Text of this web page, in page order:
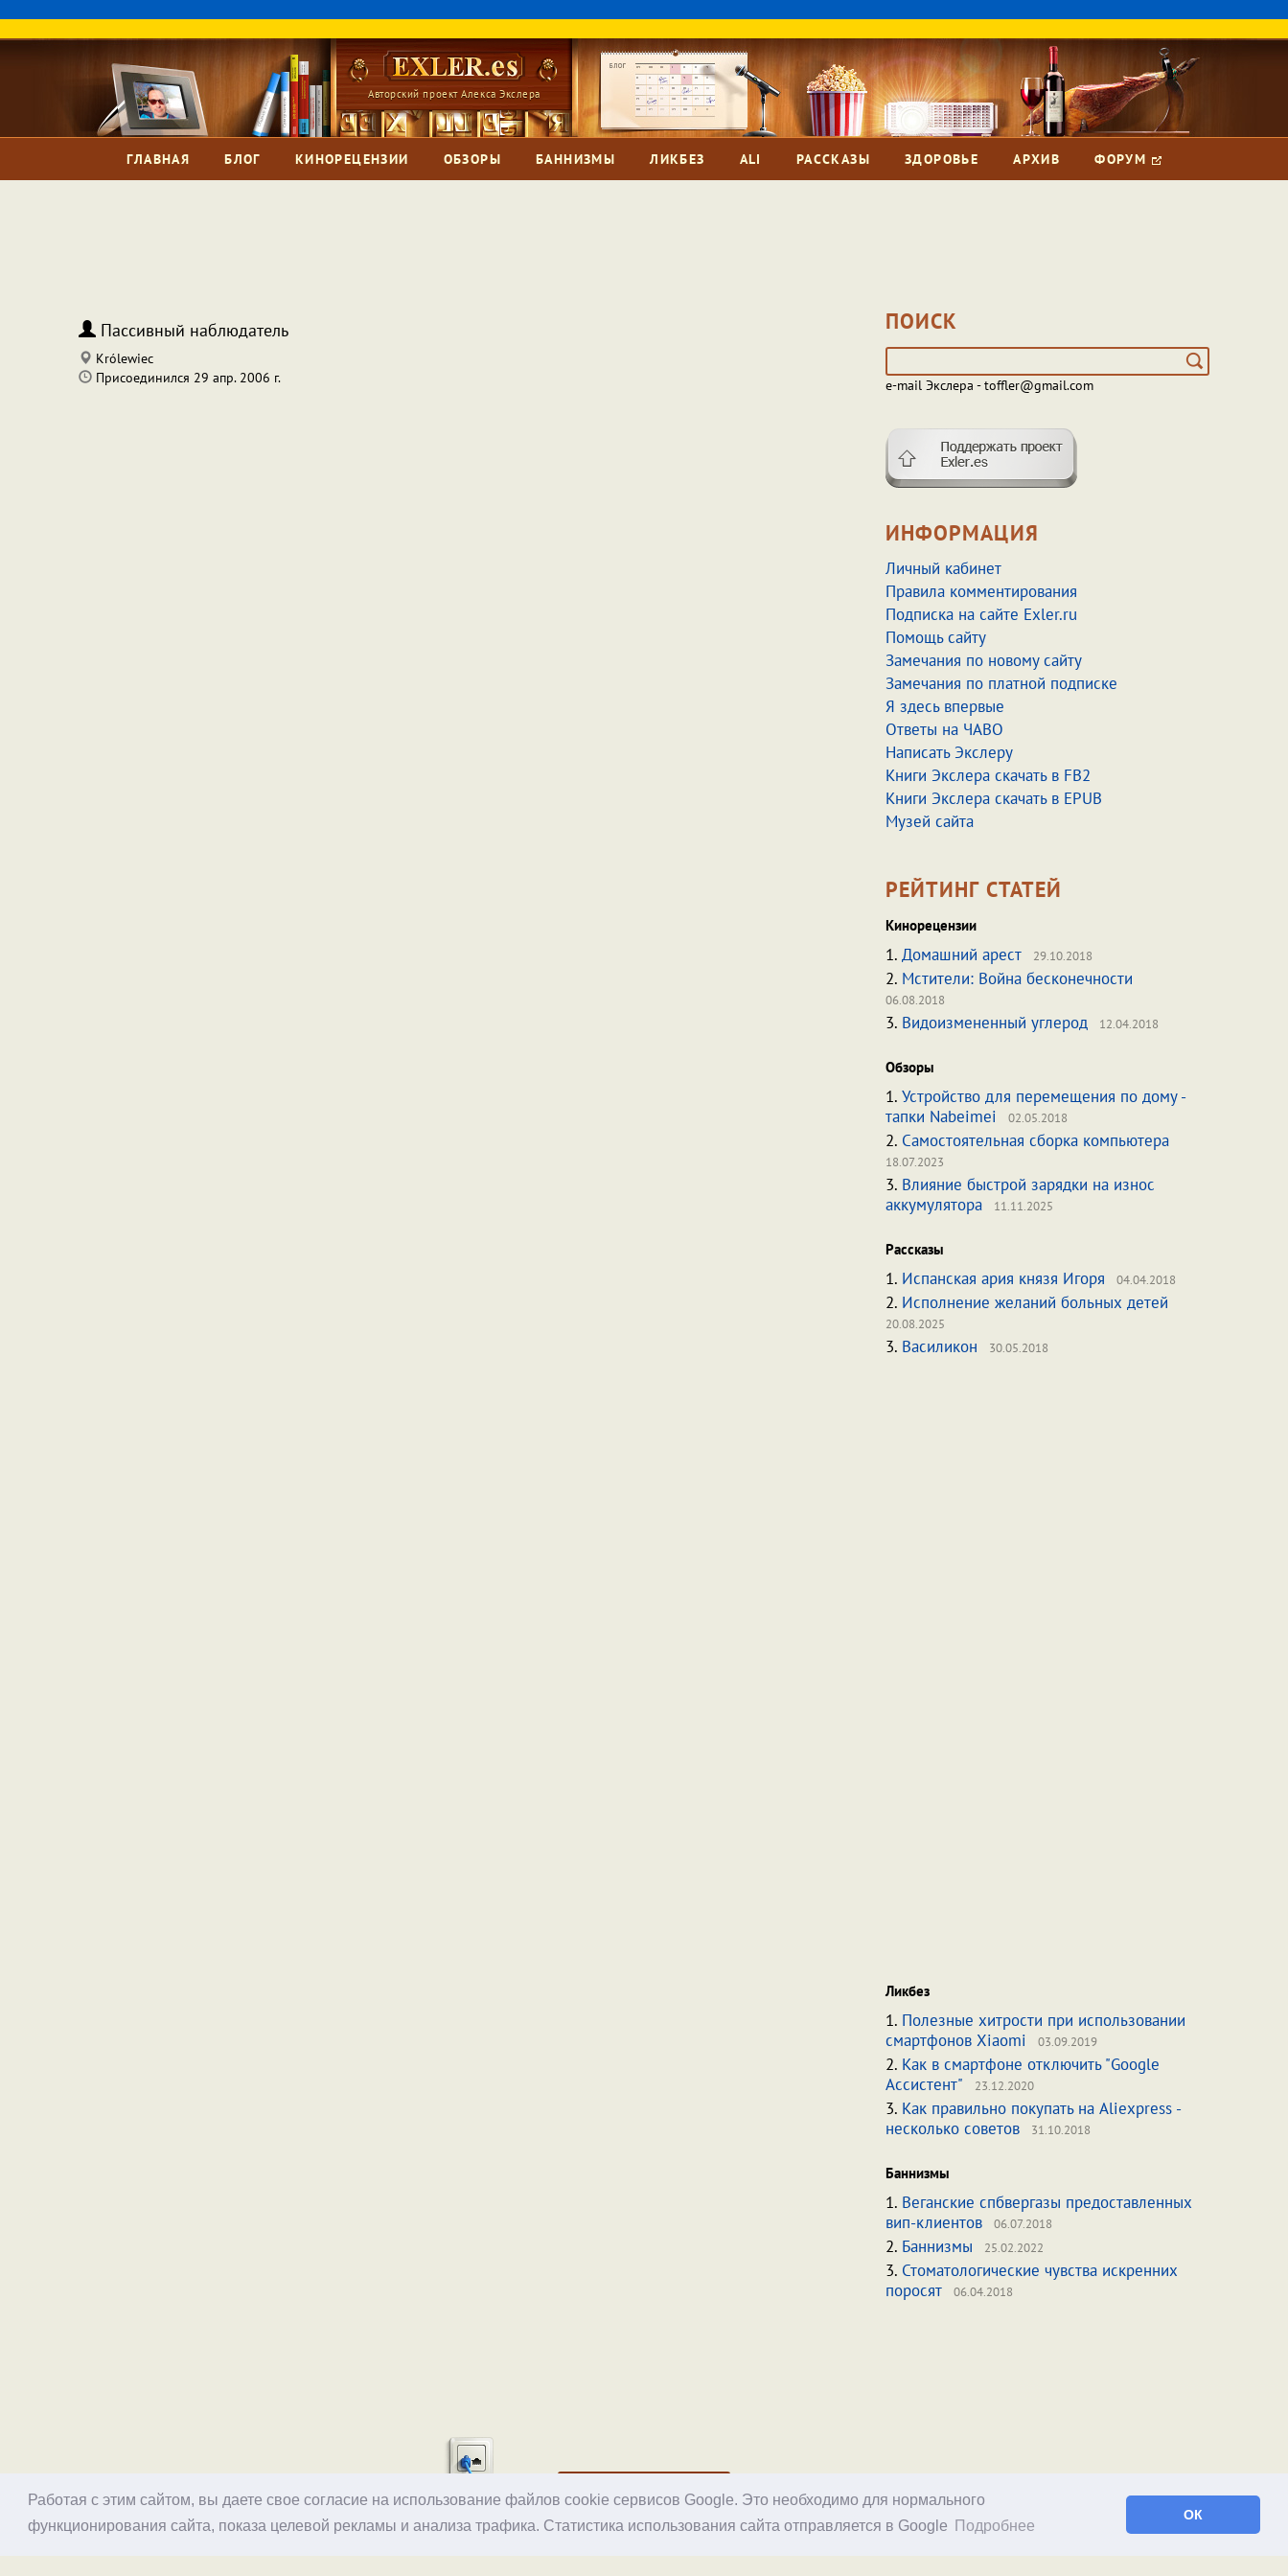
Работая с этим сайтом, вы даете свое согласие на использование файлов cookie сервисов Google. Это необходимо для нормального
функционирования сайта, показа целевой рекламы и анализа трафика. Статистика использования сайта отправляется в Google
Подробнее
ОК
Авторский проект Алекса Экслера
ГЛАВНАЯ БЛОГ КИНОРЕЦЕНЗИИ ОБЗОРЫ БАННИЗМЫ ЛИКБЕЗ ALI РАССКАЗЫ ЗДОРОВЬЕ АРХИВ ФОРУМ
Пассивный наблюдатель
Królewiec
Присоединился 29 апр. 2006 г.
ПОИСК
e-mail Экслера - toffler@gmail.com
ИНФОРМАЦИЯ
Личный кабинет
Правила комментирования
Подписка на сайте Exler.ru
Помощь сайту
Замечания по новому сайту
Замечания по платной подписке
Я здесь впервые
Ответы на ЧАВО
Написать Экслеру
Книги Экслера скачать в FB2
Книги Экслера скачать в EPUB
Музей сайта
РЕЙТИНГ СТАТЕЙ
Кинорецензии
1. Домашний арест 29.10.2018
2. Мстители: Война бесконечности
06.08.2018
3. Видоизмененный углерод 12.04.2018
Обзоры
1. Устройство для перемещения по дому -
тапки Nabeimei
02.05.2018
2. Самостоятельная сборка компьютера
18.07.2023
3. Влияние быстрой зарядки на износ
аккумулятора
11.11.2025
Рассказы
1. Испанская ария князя Игоря 04.04.2018
2. Исполнение желаний больных детей
20.08.2025
3. Василикон 30.05.2018
Ликбез
1. Полезные хитрости при использовании
смартфонов Xiaomi
03.09.2019
2. Как в смартфоне отключить "Google
Ассистент"
23.12.2020
3. Как правильно покупать на Aliexpress -
несколько советов
31.10.2018
Баннизмы
1. Веганские спбвергазы предоставленных
вип-клиентов
06.07.2018
2. Баннизмы 25.02.2022
3. Стоматологические чувства искренних
поросят
06.04.2018
© 1998–2026 Alex Exler RSS блога